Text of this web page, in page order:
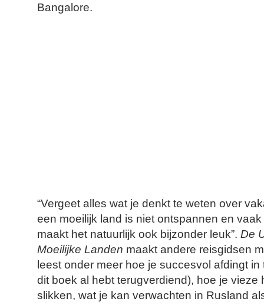
Bangalore.
“Vergeet alles wat je denkt te weten over
een moeilijk land is niet ontspannen en
maakt het natuurlijk ook bijzonder leuk”. De
Moeilijke Landen maakt andere reisgidsen
leest onder meer hoe je succesvol afdingt
dit boek al hebt terugverdiend), hoe je vieze
slikken, wat je kan verwachten in Rusland